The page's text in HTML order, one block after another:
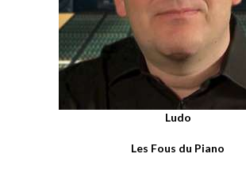
Ludo
Les Fous du Piano